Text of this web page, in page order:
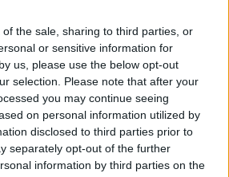
the sale, sharing to third parties, or
or sensitive information for
us, please use the below opt-out
selection. Please note that after your
you may continue seeing
on personal information utilized by
disclosed to third parties prior to
separately opt-out of the further
information by third parties on the